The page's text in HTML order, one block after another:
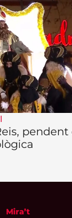
pendent
Mira’t